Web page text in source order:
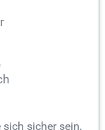
sicher sein,